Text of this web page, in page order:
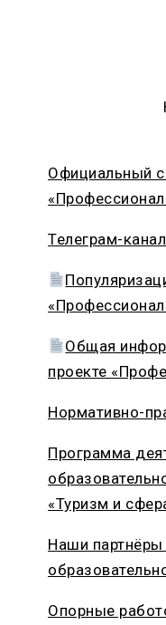
Официальный
Телеграм-
Общая
проекте
Нормативно-
Программа
«Туризм и
Наши партнёры
Опорные